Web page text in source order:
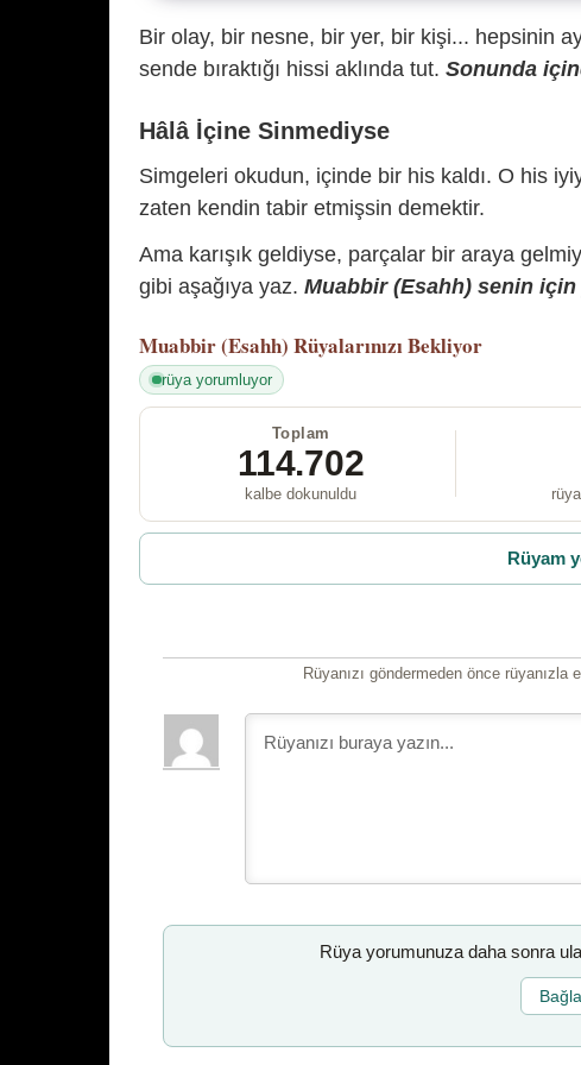
Bir olay, bir nesne, bir yer, bir kişi... hepsinin
sende bıraktığı hissi aklında tut. Sonunda
Hâlâ İçine Sinmediyse
Simgeleri okudun, içinde bir his kaldı. O his
zaten kendin tabir etmişsin demektir.
Ama karışık geldiyse, parçalar bir araya
gibi aşağıya yaz. Muabbir (Esahh) senin için
Muabbir (Esahh) Rüyalarınızı Bekliyor
rüya yorumluyor
Toplam
114.702
kalbe dokunuldu
Rüyam
Rüyanızı göndermeden önce
Rüya yorumunuza daha sonra